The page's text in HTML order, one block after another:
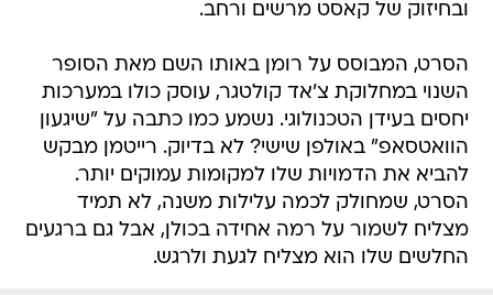
ובחיזוק של קאסט מרשים ורחב.
הסרט, המבוסס על רומן באותו השם מאת הסופר
השנוי במחלוקת צ'אד קולטגר, עוסק כולו במערכות
יחסים בעידן הטכנולוגי. נשמע כמו כתבה על "שיגעון
הוואטסאפ" באולפן שישי? לא בדיוק. רייטמן מבקש
להביא את הדמויות שלו למקומות עמוקים יותר.
הסרט, שמחולק לכמה עלילות משנה, לא תמיד
מצליח לשמור על רמה אחידה בכולן, אבל גם ברגעים
החלשים שלו הוא מצליח לגעת ולרגש.